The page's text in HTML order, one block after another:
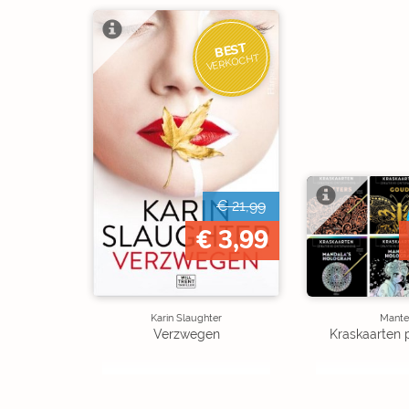
BEST
VERKOCHT
€ 21,99
€ 3,99
Karin Slaughter
Verzwegen Kraskaarten